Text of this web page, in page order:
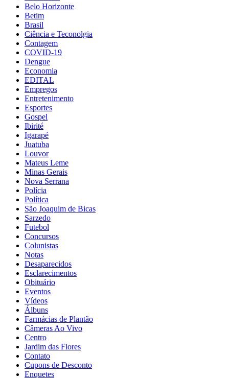
Belo Horizonte
Betim
Brasil
Ciência e Teconolgia
Contagem
COVID-19
Dengue
Economia
EDITAL
Empregos
Entretenimento
Esportes
Gospel
Ibirité
Igarapé
Juatuba
Louvor
Mateus Leme
Minas Gerais
Nova Serrana
Polícia
Política
São Joaquim de Bicas
Sarzedo
Futebol
Concursos
Colunistas
Notas
Desaparecidos
Esclarecimentos
Obituário
Eventos
Vídeos
Álbuns
Farmácias de Plantão
Câmeras Ao Vivo
Centro
Jardim das Flores
Contato
Cupons de Desconto
Enquetes